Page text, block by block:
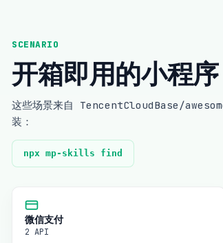
SCENARIO
开箱即用的小程
这些场景来自 TencentCloudBase/
装：
npx mp-skills find
微信支付
2 API